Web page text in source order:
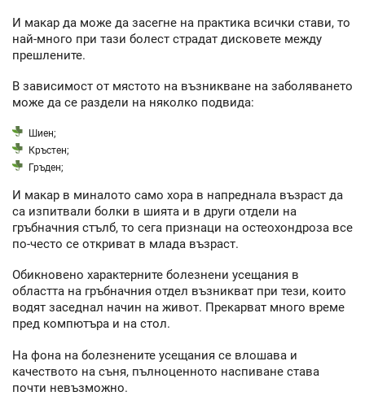
И макар да може да засегне на практика всички стави, то
най-много при тази болест страдат дисковете между
прешлените.
В зависимост от мястото на възникване на заболяването
може да се раздели на няколко подвида:
Шиен;
Кръстен;
Гръден;
И макар в миналото само хора в напреднала възраст да
са изпитвали болки в шията и в други отдели на
гръбначния стълб, то сега признаци на остеохондроза все
по-често се откриват в млада възраст.
Обикновено характерните болезнени усещания в
областта на гръбначния отдел възникват при тези, които
водят заседнал начин на живот. Прекарват много време
пред компютъра и на стол.
На фона на болезнените усещания се влошава и
качеството на съня, пълноценното наспиване става
почти невъзможно.